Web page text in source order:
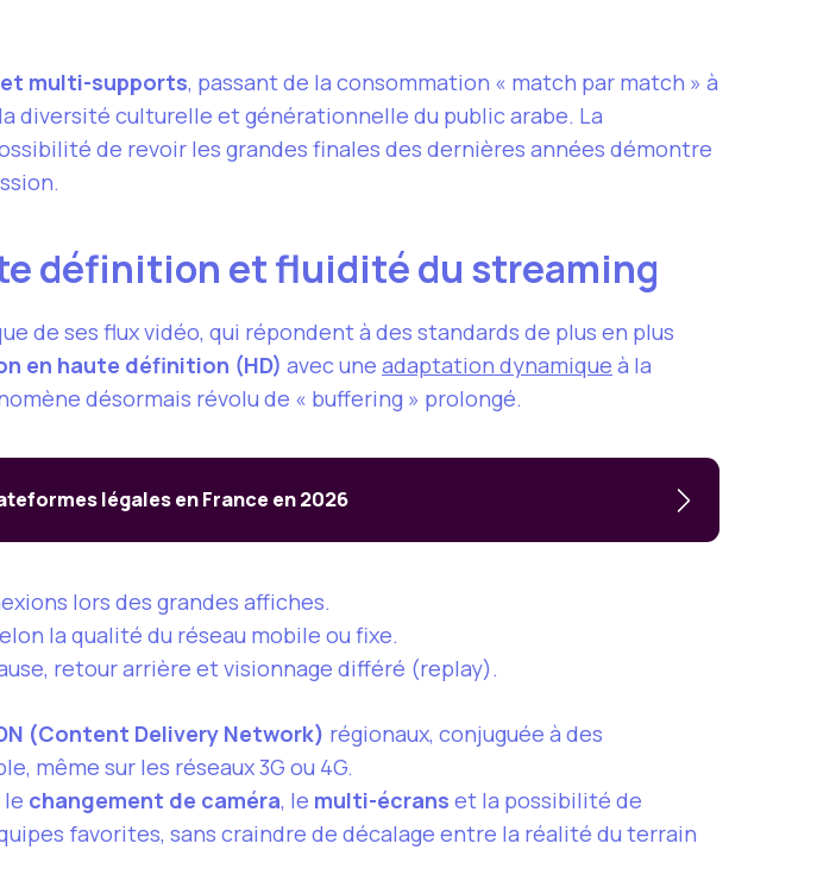
multi-supports, passant de la consommation « match par match » à
diversité culturelle et générationnelle du public arabe. La
de revoir les grandes finales des dernières années démontre
définition et fluidité du streaming
de ses flux vidéo, qui répondent à des standards de plus en plus
en haute définition (HD) avec une adaptation dynamique à la
désormais révolu de « buffering » prolongé.
légales en France en 2026
lors des grandes affiches.
la qualité du réseau mobile ou fixe.
retour arrière et visionnage différé (replay).
(Content Delivery Network) régionaux, conjuguée à des
même sur les réseaux 3G ou 4G.
changement de caméra, le multi-écrans et la possibilité de
favorites, sans craindre de décalage entre la réalité du terrain